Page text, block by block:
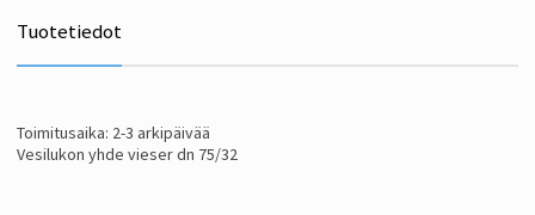
Tuotetiedot
Toimitusaika: 2-3 arkipäivää
Vesilukon yhde vieser dn 75/32